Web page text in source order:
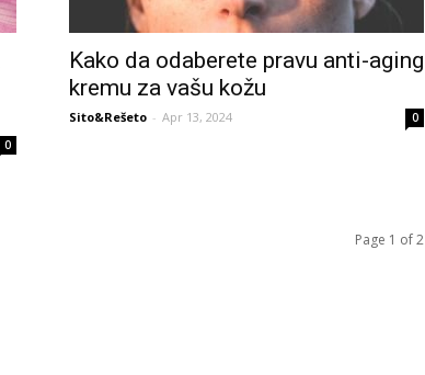
0
Kako da odaberete pravu anti-aging
kremu za vašu kožu
Sito&Rešeto - Apr 13, 2024 0
Page 1 of 2